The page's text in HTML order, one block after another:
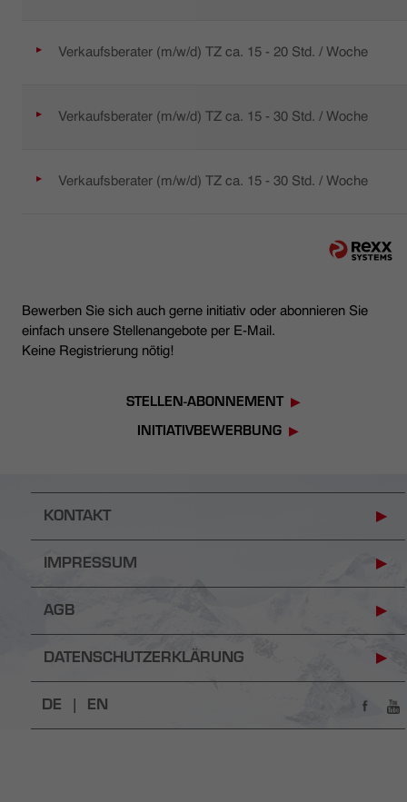
Verkaufsberater (m/w/d) TZ ca. 15 - 20 Std. / Woche
Verkaufsberater (m/w/d) TZ ca. 15 - 30 Std. / Woche
Verkaufsberater (m/w/d) TZ ca. 15 - 30 Std. / Woche
Bewerben Sie sich auch gerne initiativ oder abonnieren Sie
einfach unsere Stellenangebote per E-Mail.
Keine Registrierung nötig!
STELLEN-ABONNEMENT
INITIATIVBEWERBUNG
KONTAKT
IMPRESSUM
AGB
DATENSCHUTZERKLÄRUNG
DE | EN